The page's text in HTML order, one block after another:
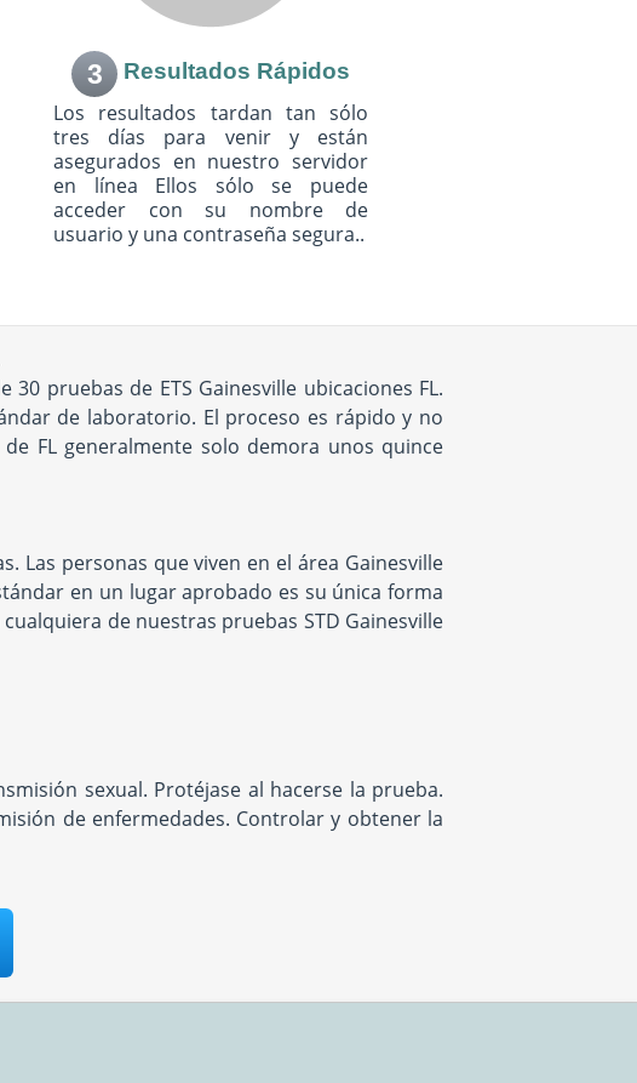
3 Resultados Rápidos
Los resultados tardan tan sólo
tres días para venir y están
asegurados en nuestro servidor
en línea Ellos sólo se puede
acceder con su nombre de
usuario y una contraseña segura..
pruebas de ETS Gainesville ubicaciones FL.
de laboratorio. El proceso es rápido y no
FL generalmente solo demora unos quince
Las personas que viven en el área Gainesville
en un lugar aprobado es su única forma
de nuestras pruebas STD Gainesville
sexual. Protéjase al hacerse la prueba.
de enfermedades. Controlar y obtener la